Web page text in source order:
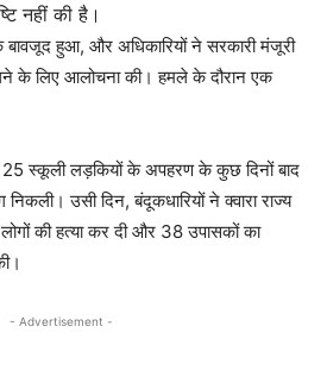
नहीं की है।
बावजूद हुआ, और अधिकारियों ने सरकारी मंजूरी
के लिए आलोचना की। हमले के दौरान एक
25 स्कूली लड़कियों के अपहरण के कुछ दिनों बाद
उसी दिन, बंदूकधारियों ने क्वारा राज्य
की हत्या कर दी और 38 उपासकों का
- Advertisement -